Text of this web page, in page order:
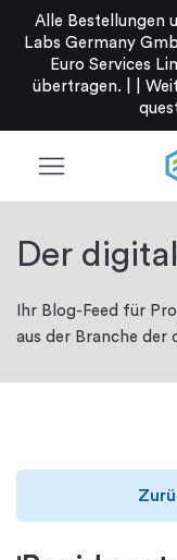
Alle Bestellungen
Labs Germany
Euro Services
übertragen. |
menu
Der
Ihr Blog-Feed für
aus der Branche der